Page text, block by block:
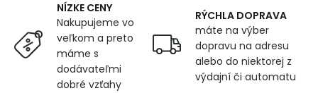
NÍZKE CENY
Nakupujeme vo
veľkom a preto
máme s
dodávateľmi
dobré vzťahy
RÝCHLA DOPRAVA
máte na výber
dopravu na adresu
alebo do niektorej z
výdajní či automatu